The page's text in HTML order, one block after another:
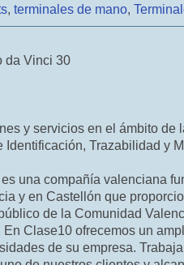
, terminales de mano,
da Vinci 30
y servicios en el ámbito de
Identificación, Trazabilidad y
una compañía valenciana
y en Castellón que
de la Comunidad
Clase10 ofrecemos un
de su empresa.